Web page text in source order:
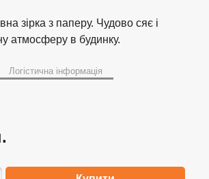
зірка з паперу. Чудово сяє і
атмосферу в будинку.
Логістична інформація